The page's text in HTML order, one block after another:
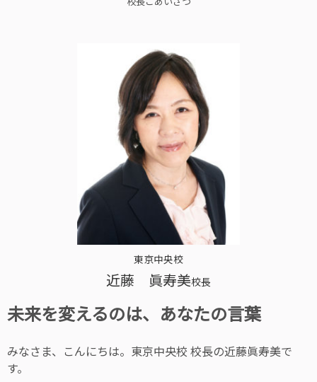
東京中央校
近藤 眞寿美校長
未来を変えるのは、あなたの言葉
みなさま、こんにちは。東京中央校 校長の近藤眞寿美で
す。